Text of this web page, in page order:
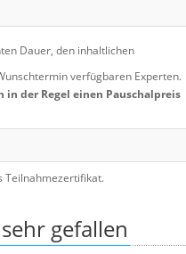
Dauer, den inhaltlichen
verfügbaren Experten.
in der Regel einen Pauschalpreis
Teilnahmezertifikat.
gefallen